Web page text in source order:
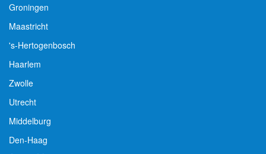
Groningen
Maastricht
's-Hertogenbosch
Haarlem
Zwolle
Utrecht
Middelburg
Den-Haag